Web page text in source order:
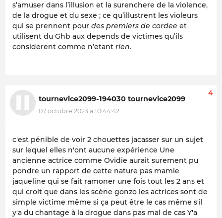
s’amuser dans l’illusion et la surenchere de la violence,
de la drogue et du sexe ; ce qu’illustrent les violeurs
qui se prennent pour des premiers de cordee et
utilisent du Ghb aux depends de victimes qu’ils
considerent comme n’etant rien.
tournevice2099-194030 tournevice2099
07 octobre 2023 à 10:44:42
4
c'est pénible de voir 2 chouettes jacasser sur un sujet
sur lequel elles n'ont aucune expérience Une
ancienne actrice comme Ovidie aurait surement pu
pondre un rapport de cette nature pas mamie
jaqueline qui se fait ramoner une fois tout les 2 ans et
qui croit que dans les scène gonzo les actrices sont de
simple victime même si ça peut être le cas même s'il
y'a du chantage à la drogue dans pas mal de cas Y'a